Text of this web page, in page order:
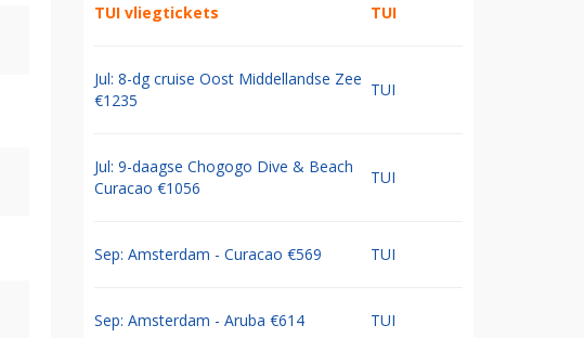
TUI vliegtickets TUI
Jul: 8-dg cruise Oost Middellandse Zee
€1235
TUI
Jul: 9-daagse Chogogo Dive & Beach
Curacao €1056
TUI
Sep: Amsterdam - Curacao €569 TUI
Sep: Amsterdam - Aruba €614 TUI